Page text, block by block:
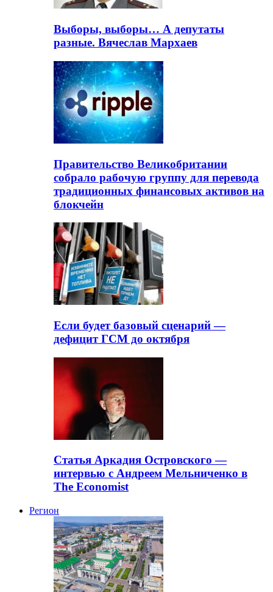
Выборы, выборы… А депутаты
разные. Вячеслав Мархаев
Правительство Великобритании
собрало рабочую группу для перевода
традиционных финансовых активов на
блокчейн
Если будет базовый сценарий —
дефицит ГСМ до октября
Статья Аркадия Островского —
интервью с Андреем Мельниченко в
The Economist
Регион